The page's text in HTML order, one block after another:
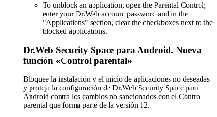
To unblock an application, open the Parental Control;
enter your Dr.Web account password and in the
"Applications" section, clear the checkboxes next to the
blocked applications.
Dr.Web Security Space para Android. Nueva
función «Control parental»
Bloquee la instalación y el inicio de aplicaciones no deseadas
y proteja la configuración de Dr.Web Security Space para
Android contra los cambios no sancionados con el Control
parental que forma parte de la versión 12.